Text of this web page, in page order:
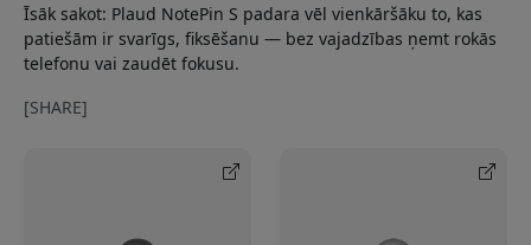
Īsāk sakot: Plaud NotePin S padara vēl vienkāršāku to, kas
patiešām ir svarīgs, fiksēšanu — bez vajadzības ņemt rokās
telefonu vai zaudēt fokusu.
[SHARE]